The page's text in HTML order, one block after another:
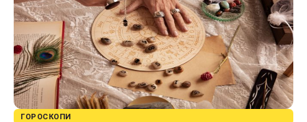
ГОРОСКОПИ